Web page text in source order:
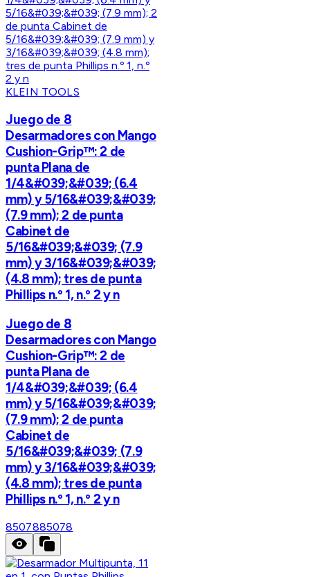
KLEIN TOOLS
Juego de 8
Desarmadores con Mango
Cushion-Grip™: 2 de
punta Plana de
1/4&#039;&#039; (6.4
mm) y 5/16&#039;&#039;
(7.9 mm); 2 de punta
Cabinet de
5/16&#039;&#039; (7.9
mm) y 3/16&#039;&#039;
(4.8 mm); tres de punta
Phillips n.º 1, n.º 2 y n
Juego de 8
Desarmadores con Mango
Cushion-Grip™: 2 de
punta Plana de
1/4&#039;&#039; (6.4
mm) y 5/16&#039;&#039;
(7.9 mm); 2 de punta
Cabinet de
5/16&#039;&#039; (7.9
mm) y 3/16&#039;&#039;
(4.8 mm); tres de punta
Phillips n.º 1, n.º 2 y n
8507885078